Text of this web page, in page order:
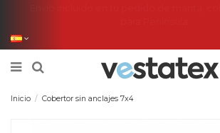
Inicio Cobertor sin anclajes 7x4